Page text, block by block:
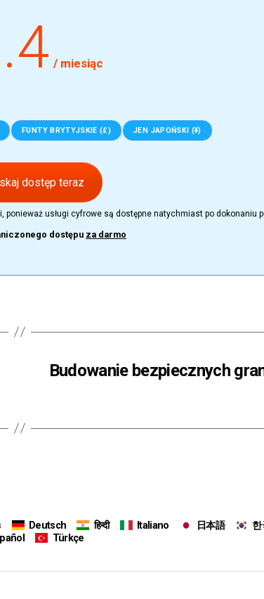
/ miesiąc
FUNTY BRYTYJSKIE (£) JEN JAPOŃSKI (¥)
dostęp teraz
usługi cyfrowe są dostępne natychmiast po dokonaniu
dostępu za darmo
Budowanie bezpiecznych
Deutsch हिन्दी Italiano 日本語 한
Türkçe